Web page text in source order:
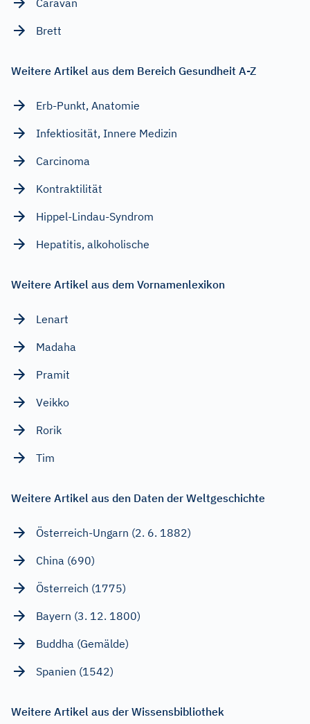
Brett
Weitere Artikel aus dem Bereich Gesundheit A-Z
Erb-Punkt, Anatomie
Infektiosität, Innere Medizin
Carcinoma
Kontraktilität
Hippel-Lindau-Syndrom
Hepatitis, alkoholische
Weitere Artikel aus dem Vornamenlexikon
Lenart
Madaha
Pramit
Veikko
Rorik
Tim
Weitere Artikel aus den Daten der Weltgeschichte
Österreich-Ungarn (2. 6. 1882)
China (690)
Österreich (1775)
Bayern (3. 12. 1800)
Buddha (Gemälde)
Spanien (1542)
Weitere Artikel aus der Wissensbibliothek